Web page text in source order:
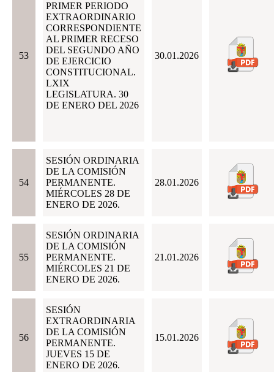
53
PRIMER PERIODO
EXTRAORDINARIO
CORRESPONDIENTE
AL PRIMER RECESO
DEL SEGUNDO AÑO
DE EJERCICIO
CONSTITUCIONAL.
LXIX
LEGISLATURA. 30
DE ENERO DEL 2026
30.01.2026
54
SESIÓN ORDINARIA
DE LA COMISIÓN
PERMANENTE.
MIÉRCOLES 28 DE
ENERO DE 2026.
28.01.2026
55
SESIÓN ORDINARIA
DE LA COMISIÓN
PERMANENTE.
MIÉRCOLES 21 DE
ENERO DE 2026.
21.01.2026
56
SESIÓN
EXTRAORDINARIA
DE LA COMISIÓN
PERMANENTE.
JUEVES 15 DE
ENERO DE 2026.
15.01.2026